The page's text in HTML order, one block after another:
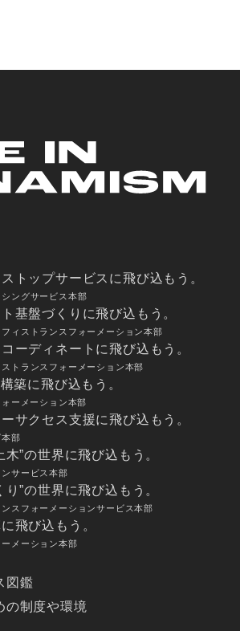
トップサービスに飛び込もう。
ングサービス本部
基盤づくりに飛び込もう。
ィストランスフォーメーション本部
ーディネートに飛び込もう。
トランスフォーメーション本部
築に飛び込もう。
ーメーション本部
サクセス支援に飛び込もう。
部
木”の世界に飛び込もう。
サービス本部
り”の世界に飛び込もう。
スフォーメーションサービス本部
飛び込もう。
メーション本部
図鑑
の制度や環境